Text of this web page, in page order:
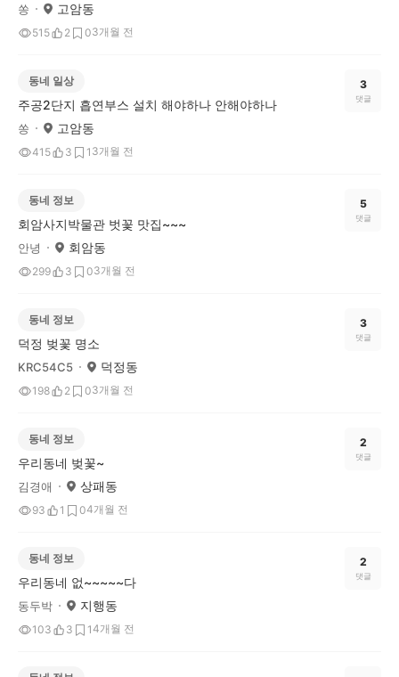
쏭 고암동
515 2 03개월 전
동네 일상
주공2단지 흡연부스 설치 해야하나 안해야하나
쏭 고암동
415 3 1 3개월 전
3
댓글
동네 정보
회암사지박물관 벗꽃 맛집~~~
안녕 회암동
299 3 03개월 전
5
댓글
동네 정보
덕정 벚꽃 명소
KRC54C5 덕정동
198 2 03개월 전
3
댓글
동네 정보
우리동네 벚꽃~
김경애 상패동
93 1 04개월 전
2
댓글
동네 정보
우리동네 없~~~~~다
동두박 지행동
103 3 14개월 전
2
댓글